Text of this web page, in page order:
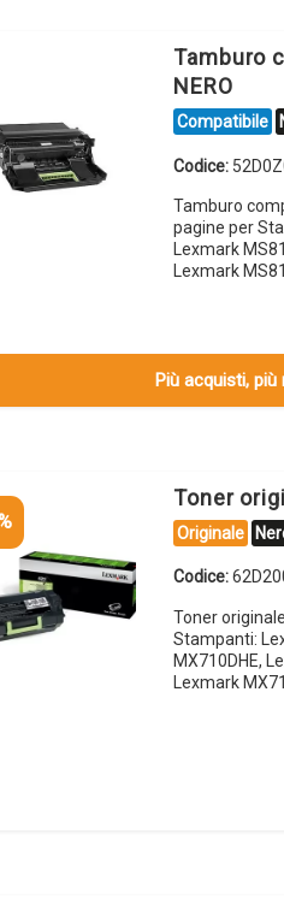
Tamburo
NERO
Compatibile
Codice:
Tamburo
pagine per
Lexmark
Lexmark
Più acquisti, più
Toner
Originale
Codice:
Toner
Stampanti:
MX710DHE,
Lexmark